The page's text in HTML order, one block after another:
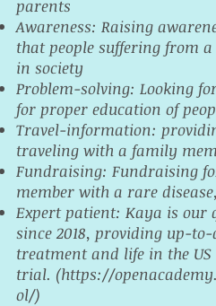
parents
Awareness: Raising
that people suffering from
in society
Problem-solving: Looking
for proper education of
Travel-information:
traveling with a family
Fundraising: Fundraising
member with a rare
Expert patient: Kaya is our
since 2018, providing up-
treatment and life in the
trial. (https://
ol/)